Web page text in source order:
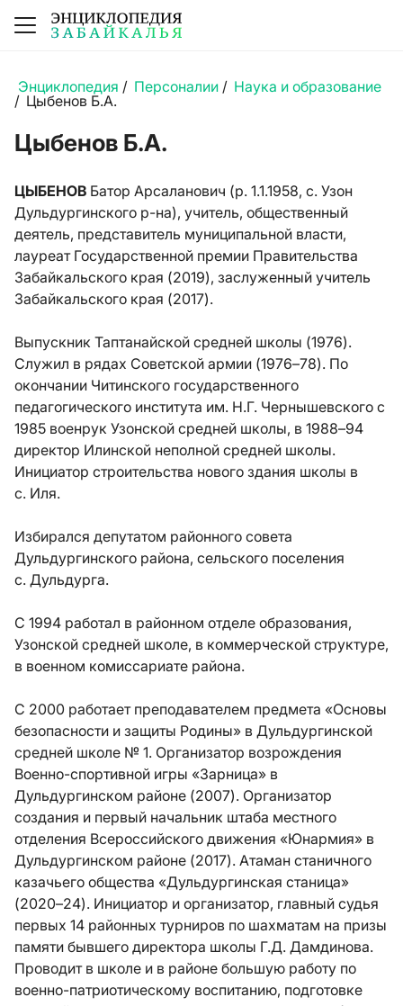
Энциклопедия / Персоналии / Наука и образование
/ Цыбенов Б.А.
Цыбенов Б.А.
ЦЫБЕНОВ Батор Арсаланович (р. 1.1.1958, с. Узон
Дульдургинского р-на), учитель, общественный
деятель, представитель муниципальной власти,
лауреат Государственной премии Правительства
Забайкальского края (2019), заслуженный учитель
Забайкальского края (2017).
Выпускник Таптанайской средней школы (1976).
Служил в рядах Советской армии (1976–78). По
окончании Читинского государственного
педагогического института им. Н.Г. Чернышевского с
1985 военрук Узонской средней школы, в 1988–94
директор Илинской неполной средней школы.
Инициатор строительства нового здания школы в
с. Иля.
Избирался депутатом районного совета
Дульдургинского района, сельского поселения
с. Дульдурга.
С 1994 работал в районном отделе образования,
Узонской средней школе, в коммерческой структуре,
в военном комиссариате района.
С 2000 работает преподавателем предмета «Основы
безопасности и защиты Родины» в Дульдургинской
средней школе № 1. Организатор возрождения
Военно-спортивной игры «Зарница» в
Дульдургинском районе (2007). Организатор
создания и первый начальник штаба местного
отделения Всероссийского движения «Юнармия» в
Дульдургинском районе (2017). Атаман станичного
казачьего общества «Дульдургинская станица»
(2020–24). Инициатор и организатор, главный судья
первых 14 районных турниров по шахматам на призы
памяти бывшего директора школы Г.Д. Дамдинова.
Проводит в школе и в районе большую работу по
военно-патриотическому воспитанию, подготовке